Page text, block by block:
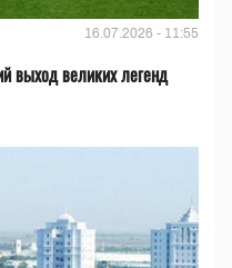
16.07.2026 - 11:55
выход великих легенд